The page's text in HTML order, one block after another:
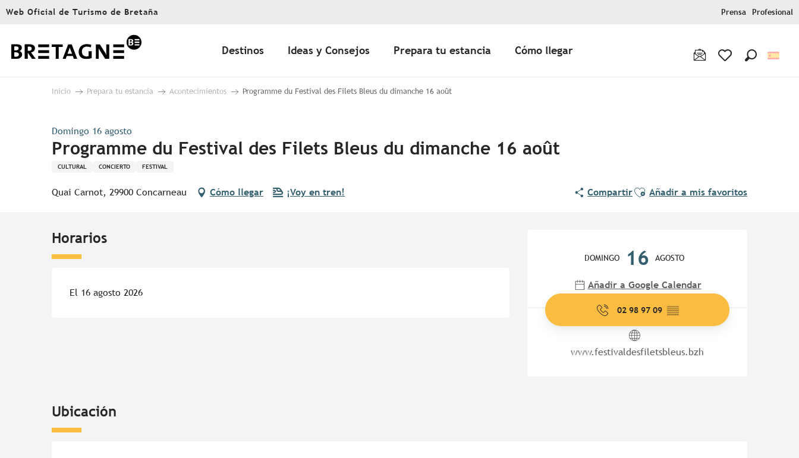
Aller
principal
Web Oficial de Turismo de Bretaña Prensa Profesional
Destinos Ideas y Consejos Prepara tu estancia Cómo llegar
Inicio Prepara tu estancia Acontecimientos Programme du Festival des Filets Bleus du dimanche 16 août
Domingo 16 agosto
Programme du Festival des Filets Bleus du dimanche 16 août
CULTURAL CONCIERTO FESTIVAL
Quai Carnot, 29900 Concarneau Cómo llegar ¡Voy en tren! CompartirAjouter aux favoris
Añadir a mis favoritos
DOMINGO 16 AGOSTO
Añadir a Google Calendar
02 98 97 09 ▒▒
www.festivaldesfiletsbleus.bzh
Horarios
El 16 agosto 2026
Ubicación